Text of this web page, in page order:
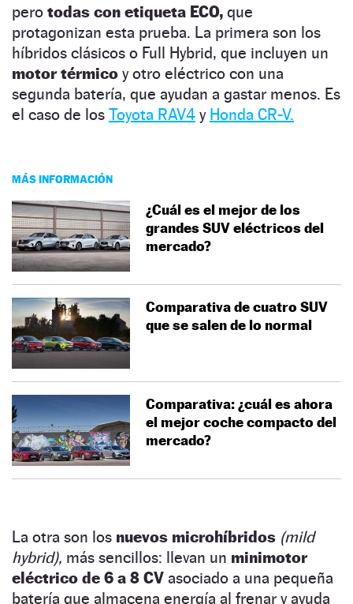
pero todas con etiqueta ECO, que
protagonizan esta prueba. La primera son los
híbridos clásicos o Full Hybrid, que incluyen un
motor térmico y otro eléctrico con una
segunda batería, que ayudan a gastar menos. Es
el caso de los Toyota RAV4 y Honda CR-V.
MÁS INFORMACIÓN
¿Cuál es el mejor de los
grandes SUV eléctricos del
mercado?
Comparativa de cuatro SUV
que se salen de lo normal
Comparativa: ¿cuál es ahora
el mejor coche compacto del
mercado?
La otra son los nuevos microhíbridos (mild
hybrid), más sencillos: llevan un minimotor
eléctrico de 6 a 8 CV asociado a una pequeña
batería que almacena energía al frenar y ayuda